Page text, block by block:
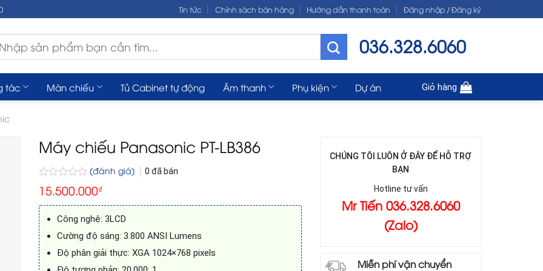
Tin tức Chính sách bán hàng Hướng dẫn thanh toán Đăng nhập / Đăng ký
036.328.6060
tác Màn chiếu Tủ Cabinet tự động Âm thanh Phụ kiện Dự án Giỏ hàng
Máy chiếu Panasonic PT-LB386
Được
xếp
hạng
0
5
sao
(đánh giá) 0 đã bán
15.500.000₫
Công nghệ: 3LCD
Cường độ sáng: 3.800 ANSI Lumens
Độ phân giải thực: XGA 1024×768 pixels
CHÚNG TÔI LUÔN Ở ĐÂY ĐỂ HỖ TRỢ
BẠN
Hotline tư vấn
Mr Tiến 036.328.6060
(Zalo)
Miễn phí vận chuyển